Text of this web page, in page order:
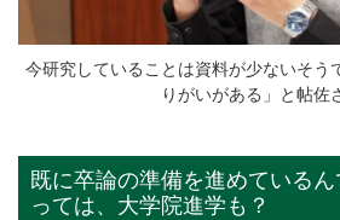
今研究していることは資料が少ないそう
りがいがある」と帖佐
既に卒論の準備を進めている
っては、大学院進学も？